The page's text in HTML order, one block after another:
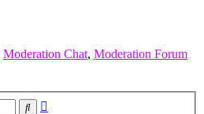
Moderation Chat, Moderation Forum
Suche